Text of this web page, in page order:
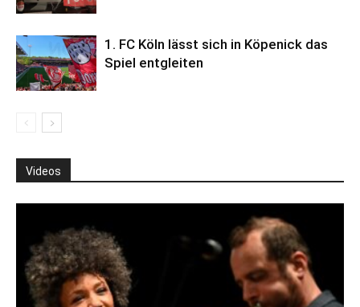
1. FC Köln lässt sich in Köpenick das
Spiel entgleiten
Videos